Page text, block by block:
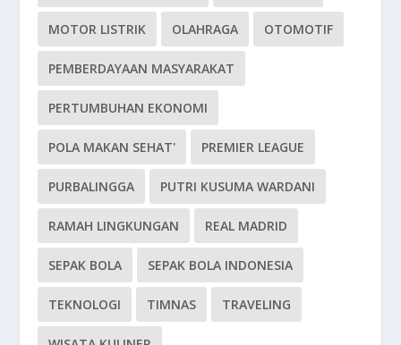
MOTOR LISTRIK OLAHRAGA OTOMOTIF
PEMBERDAYAAN MASYARAKAT
PERTUMBUHAN EKONOMI
POLA MAKAN SEHAT' PREMIER LEAGUE
PURBALINGGA PUTRI KUSUMA WARDANI
RAMAH LINGKUNGAN REAL MADRID
SEPAK BOLA SEPAK BOLA INDONESIA
TEKNOLOGI TIMNAS TRAVELING